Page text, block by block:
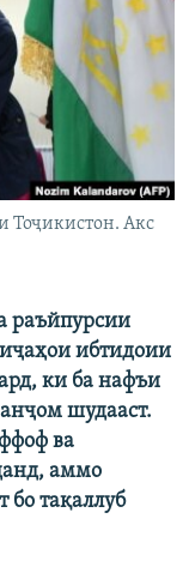
Тоҷикистон. Акс
раъйпурсии
ибтидоии
ки ба нафъи
шудааст.
ва
аммо
тақаллуб